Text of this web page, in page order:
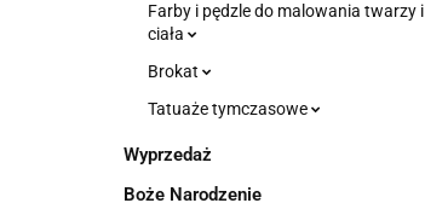
Farby i pędzle do malowania twarzy i
ciała
Brokat
Tatuaże tymczasowe
Wyprzedaż
Boże Narodzenie